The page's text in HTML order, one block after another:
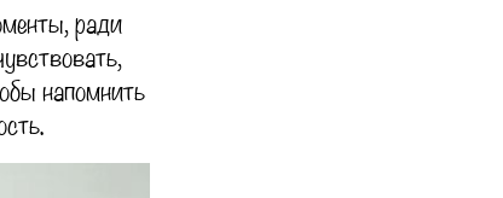
ради
напомнить